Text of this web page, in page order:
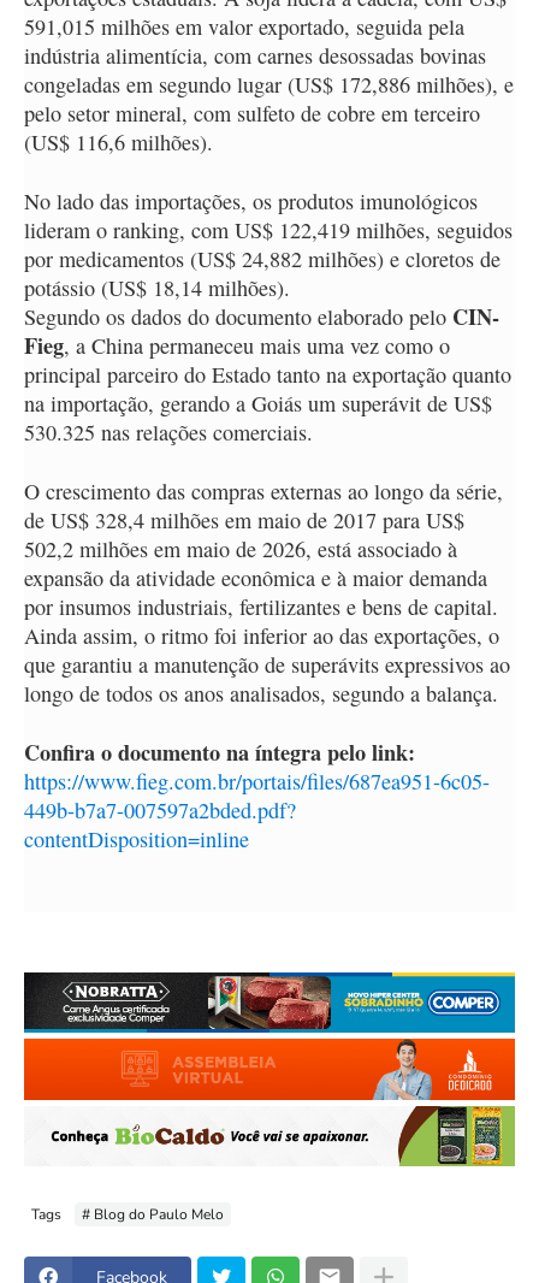
591,015 milhões em valor exportado, seguida pela
indústria alimentícia, com carnes desossadas bovinas
congeladas em segundo lugar (US$ 172,886 milhões), e
pelo setor mineral, com sulfeto de cobre em terceiro
(US$ 116,6 milhões).
No lado das importações, os produtos imunológicos
lideram o ranking, com US$ 122,419 milhões, seguidos
por medicamentos (US$ 24,882 milhões) e cloretos de
potássio (US$ 18,14 milhões).
Segundo os dados do documento elaborado pelo CIN-
Fieg, a China permaneceu mais uma vez como o
principal parceiro do Estado tanto na exportação quanto
na importação, gerando a Goiás um superávit de US$
530.325 nas relações comerciais.
O crescimento das compras externas ao longo da série,
de US$ 328,4 milhões em maio de 2017 para US$
502,2 milhões em maio de 2026, está associado à
expansão da atividade econômica e à maior demanda
por insumos industriais, fertilizantes e bens de capital.
Ainda assim, o ritmo foi inferior ao das exportações, o
que garantiu a manutenção de superávits expressivos ao
longo de todos os anos analisados, segundo a balança.
Confira o documento na íntegra pelo link:
https://www.fieg.com.br/portais/files/687ea951-6c05-
449b-b7a7-007597a2bded.pdf?
contentDisposition=inline
Tags # Blog do Paulo Melo
Facebook